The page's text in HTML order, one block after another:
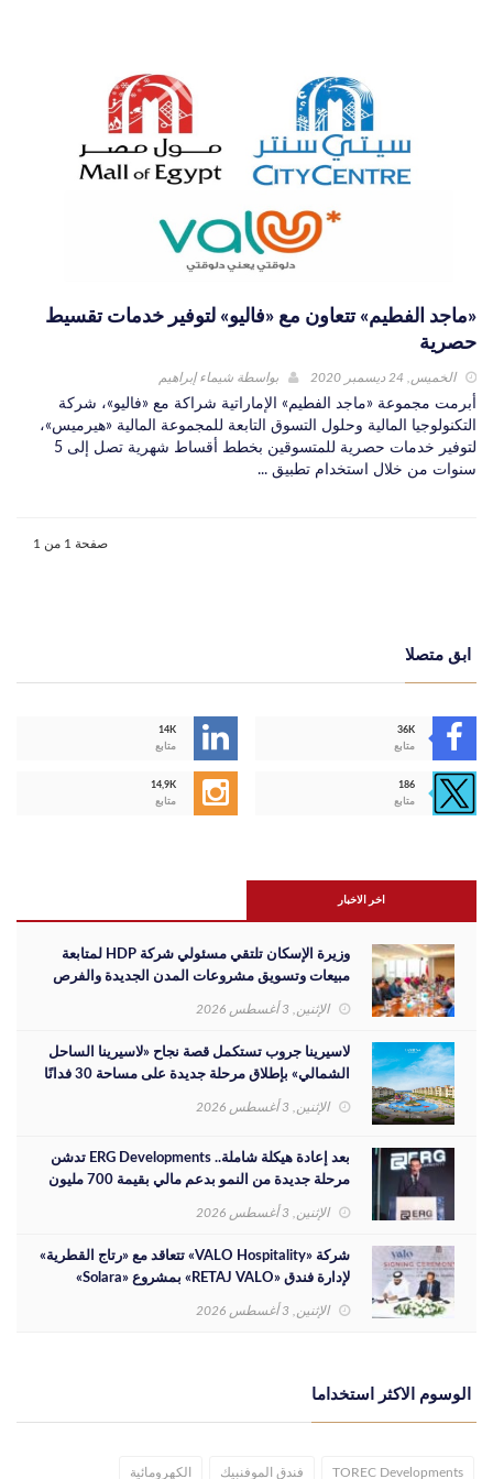
«ماجد الفطيم» تتعاون مع «فاليو» لتوفير خدمات تقسيط
حصرية
الخميس, 24 ديسمبر 2020 بواسطة شيماء إبراهيم
أبرمت مجموعة «ماجد الفطيم» الإماراتية شراكة مع «فاليو»، شركة
التكنولوجيا المالية وحلول التسوق التابعة للمجموعة المالية «هيرميس»،
لتوفير خدمات حصرية للمتسوقين بخطط أقساط شهرية تصل إلى 5
سنوات من خلال استخدام تطبيق ...
صفحة 1 من 1
ابق متصلا
14K
متابع
36K
متابع
14,9K
متابع
186
متابع
اخر الاخبار
وزيرة الإسكان تلتقي مسئولي شركة HDP لمتابعة
مبيعات وتسويق مشروعات المدن الجديدة والفرص
الإثنين, 3 أغسطس 2026
لاسيرينا جروب تستكمل قصة نجاح «لاسيرينا الساحل
الشمالي» بإطلاق مرحلة جديدة على مساحة 30 فدانًا
الإثنين, 3 أغسطس 2026
بعد إعادة هيكلة شاملة.. ERG Developments تدشن
مرحلة جديدة من النمو بدعم مالي بقيمة 700 مليون
الإثنين, 3 أغسطس 2026
شركة «VALO Hospitality» تتعاقد مع «رتاج القطرية»
لإدارة فندق «RETAJ VALO» بمشروع «Solara»
الإثنين, 3 أغسطس 2026
الوسوم الاكثر استخداما
TOREC Developments فندق الموفنبيك الكهرومائية